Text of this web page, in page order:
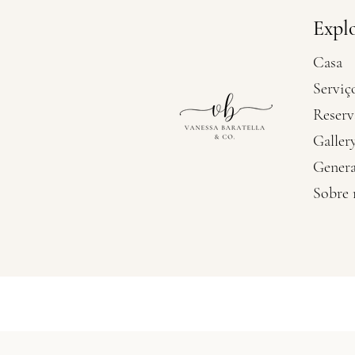
Casa
Sobre
Vanessa Baratella